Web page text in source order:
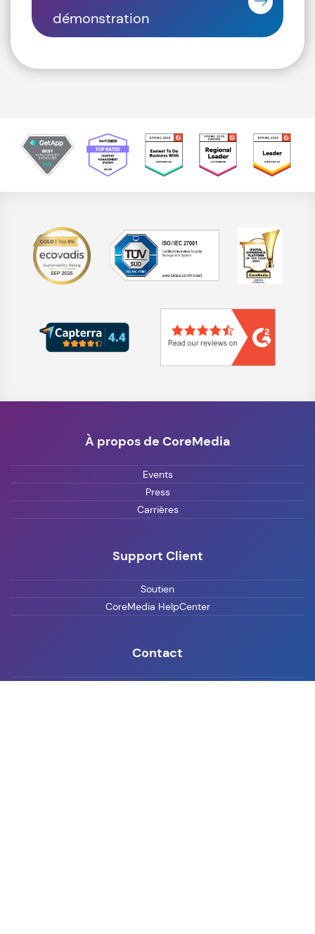
démonstration
À propos de CoreMedia
Events
Press
Carrières
Support Client
Soutien
CoreMedia HelpCenter
Contact